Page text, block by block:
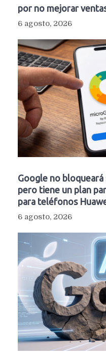
por no mejorar
6 agosto, 2026
Google no bloqueará
pero tiene un plan
para teléfonos
6 agosto, 2026